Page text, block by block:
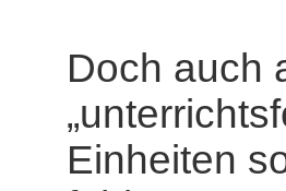
Doch auch
Einheiten